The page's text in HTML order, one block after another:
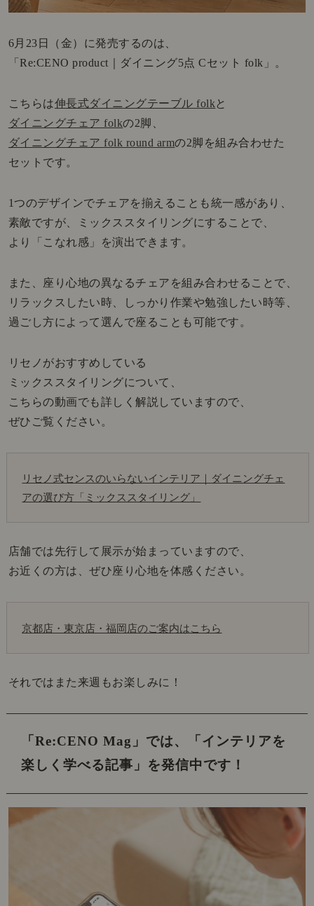
6月23日（金）に発売するのは、
「Re:CENO product｜ダイニング5点 Cセット folk」。
こちらは伸長式ダイニングテーブル folk と
ダイニングチェア folkの2脚、
ダイニングチェア folk round armの2脚を組み合わせた
セットです。
1つのデザインでチェアを揃えることも統一感があり、
素敵ですが、ミックススタイリングにすることで、
より「こなれ感」を演出できます。
また、座り心地の異なるチェアを組み合わせることで、
リラックスしたい時、しっかり作業や勉強したい時等、
過ごし方によって選んで座ることも可能です。
リセノがおすすめしている
ミックススタイリングについて、
こちらの動画でも詳しく解説していますので、
ぜひご覧ください。
リセノ式センスのいらないインテリア｜ダイニングチェ
アの選び方「ミックススタイリング」
店舗では先行して展示が始まっていますので、
お近くの方は、ぜひ座り心地を体感ください。
京都店・東京店・福岡店のご案内はこちら
それではまた来週もお楽しみに！
「Re:CENO Mag」では、
「インテリアを
楽しく学べる記事」を発信中です！